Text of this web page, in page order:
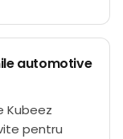
automotive
Kubeez
pentru